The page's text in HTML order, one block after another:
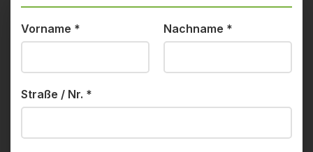
Vorname * Nachname *
Straße / Nr. *